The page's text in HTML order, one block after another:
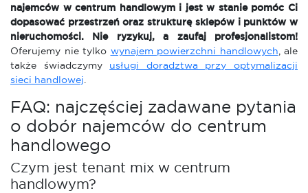
najemców w centrum handlowym i jest w stanie pomóc Ci
dopasować przestrzeń oraz strukturę sklepów i punktów w
nieruchomości. Nie ryzykuj, a zaufaj profesjonalistom!
Oferujemy nie tylko wynajem powierzchni handlowych, ale
także świadczymy usługi doradztwa przy optymalizacji
sieci handlowej.
FAQ: najczęściej zadawane pytania
o dobór najemców do centrum
handlowego
Czym jest tenant mix w centrum
handlowym?